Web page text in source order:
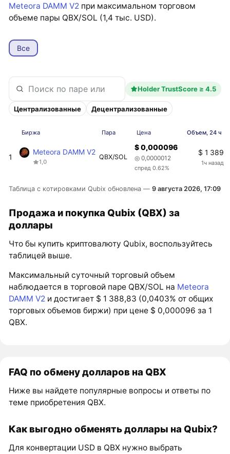
Meteora DAMM V2 при максимальном торговом
объеме пары QBX/SOL (1,4 тыс. USD).
Все
Holder TrustScore ≥ 4.5
Централизованные Децентрализованные
Биржа Пара Цена Объем, 24 ч
1
Meteora DAMM V2
1,0
QBX/SOL
$ 0,000096
◎ 0,0000012
спред 0.62%
$ 1 389
1ч назад
Таблица с котировками Qubix обновлена —9 августа 2026, 17:09
Продажа и покупка Qubix (QBX) за
доллары
Что бы купить криптовалюту Qubix, воспользуйтесь
таблицей выше.
Максимальный суточный торговый объем
наблюдается в торговой паре QBX/SOL на Meteora
DAMM V2 и достигает $ 1 388,83 (0,0403% от общих
торговых объемов биржи) при цене $ 0,000096 за 1
QBX.
FAQ по обмену долларов на QBX
Ниже вы найдете популярные вопросы и ответы по
теме приобретения QBX.
Как выгодно обменять доллары на Qubix?
Для конвертации USD в QBX нужно выбрать